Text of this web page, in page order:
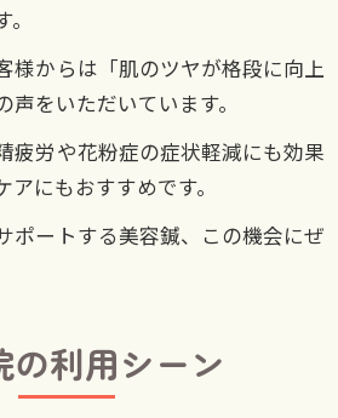
様からは「肌のツヤが格段に向上
声をいただいています。
疲労や花粉症の症状軽減にも効果
にもおすすめです。
ポートする美容鍼、この機会にぜ
の利用シーン